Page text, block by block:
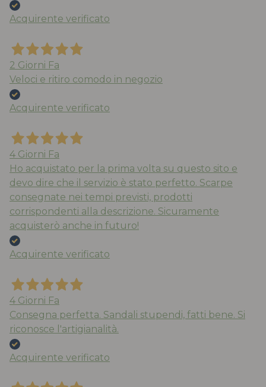
Acquirente verificato
2 Giorni Fa
Veloci e ritiro comodo in negozio
Acquirente verificato
4 Giorni Fa
Ho acquistato per la prima volta su questo sito e
devo dire che il servizio è stato perfetto. Scarpe
consegnate nei tempi previsti, prodotti
corrispondenti alla descrizione. Sicuramente
acquisterò anche in futuro!
Acquirente verificato
4 Giorni Fa
Consegna perfetta. Sandali stupendi, fatti bene. Si
riconosce l'artigianalità.
Acquirente verificato